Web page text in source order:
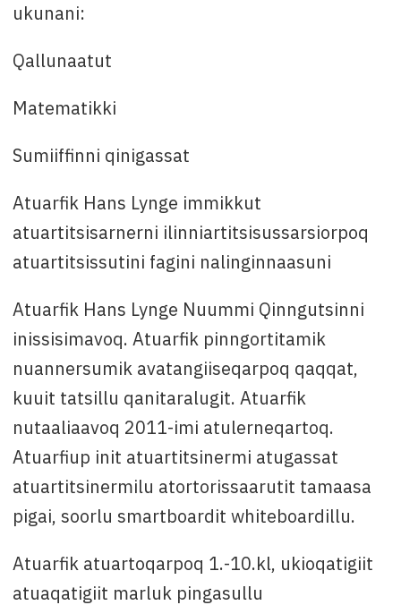
ukunani:
Qallunaatut
Matematikki
Sumiiffinni qinigassat
Atuarfik Hans Lynge immikkut
atuartitsisarnerni ilinniartitsisussarsiorpoq
atuartitsissutini fagini nalinginnaasuni
Atuarfik Hans Lynge Nuummi Qinngutsinni
inissisimavoq. Atuarfik pinngortitamik
nuannersumik avatangiiseqarpoq qaqqat,
kuuit tatsillu qanitaralugit. Atuarfik
nutaaliaavoq 2011-imi atulerneqartoq.
Atuarfiup init atuartitsinermi atugassat
atuartitsinermilu atortorissaarutit tamaasa
pigai, soorlu smartboardit whiteboardillu.
Atuarfik atuartoqarpoq 1.-10.kl, ukioqatigiit
atuaqatigiit marluk pingasullu